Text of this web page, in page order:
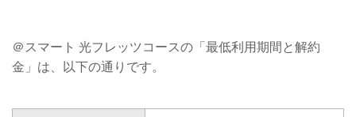
＠スマート 光フレッツコースの「最低利用期間と解約
金」は、以下の通りです。